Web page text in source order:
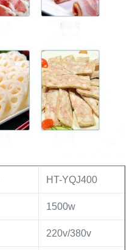
HT-YQJ400
1500w
220v/380v